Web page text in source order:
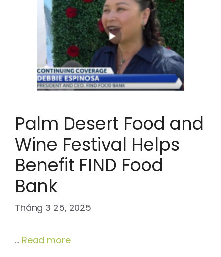
Palm Desert Food and
Wine Festival Helps
Benefit FIND Food
Bank
Tháng 3 25, 2025
… Read more